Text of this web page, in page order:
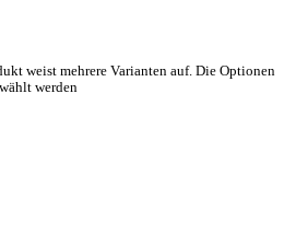
weist mehrere Varianten auf. Die Optionen
werden